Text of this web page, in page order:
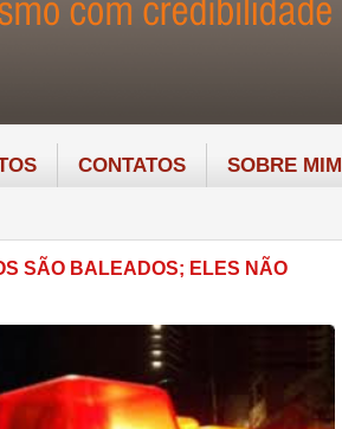
CONTATOS SOBRE MIM
SÃO BALEADOS; ELES NÃO